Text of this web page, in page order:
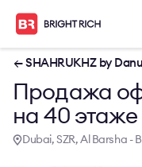
← SHAHRUKHZ by
Продажа
на 40 этаже
Dubai, SZR, Al Barsha -